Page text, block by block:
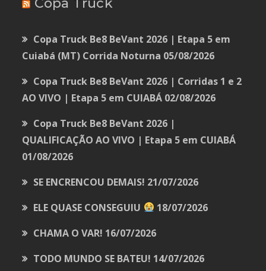
Copa Truck Be8 BeVant 2026 | Etapa 5 em
Cuiabá (MT) Corrida Noturna 05/08/2026
Copa Truck Be8 BeVant 2026 | Corridas 1 e 2
AO VIVO | Etapa 5 em CUIABÁ 02/08/2026
Copa Truck Be8 BeVant 2026 |
QUALIFICAÇÃO AO VIVO | Etapa 5 em CUIABÁ
01/08/2026
SE ENCRENCOU DEMAIS! 21/07/2026
ELE QUASE CONSEGUIU
18/07/2026
CHAMA O VAR! 16/07/2026
TODO MUNDO SE BATEU! 14/07/2026